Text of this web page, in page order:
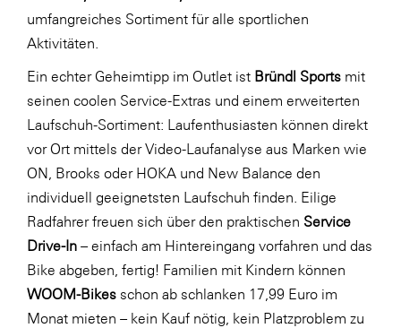
umfangreiches Sortiment für alle sportlichen
Aktivitäten.
Ein echter Geheimtipp im Outlet ist Bründl Sports mit
seinen coolen Service-Extras und einem erweiterten
Laufschuh-Sortiment: Laufenthusiasten können direkt
vor Ort mittels der Video-Laufanalyse aus Marken wie
ON, Brooks oder HOKA und New Balance den
individuell geeignetsten Laufschuh finden. Eilige
Radfahrer freuen sich über den praktischen Service
Drive-In – einfach am Hintereingang vorfahren und das
Bike abgeben, fertig! Familien mit Kindern können
WOOM-Bikes schon ab schlanken 17,99 Euro im
Monat mieten – kein Kauf nötig, kein Platzproblem zu